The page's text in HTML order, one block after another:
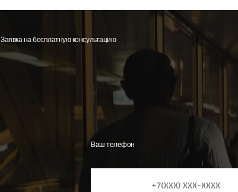
Заявка на бесплатную консультацию
Ваш телефон